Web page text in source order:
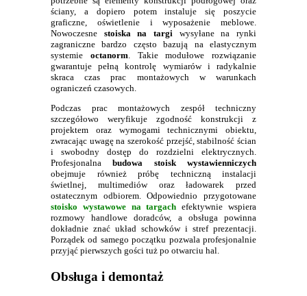
ściany, a dopiero potem instaluje się poszycie
graficzne, oświetlenie i wyposażenie meblowe.
Nowoczesne stoiska na targi wysyłane na rynki
zagraniczne bardzo często bazują na elastycznym
systemie octanorm. Takie modułowe rozwiązanie
gwarantuje pełną kontrolę wymiarów i radykalnie
skraca czas prac montażowych w warunkach
ograniczeń czasowych.
Podczas prac montażowych zespół techniczny
szczegółowo weryfikuje zgodność konstrukcji z
projektem oraz wymogami technicznymi obiektu,
zwracając uwagę na szerokość przejść, stabilność ścian
i swobodny dostęp do rozdzielni elektrycznych.
Profesjonalnabudowa stoisk wystawienniczych
obejmuje również próbę techniczną instalacji
świetlnej, multimediów oraz ładowarek przed
ostatecznym odbiorem. Odpowiednio przygotowane
stoisko wystawowe na targach efektywnie wspiera
rozmowy handlowe doradców, a obsługa powinna
dokładnie znać układ schowków i stref prezentacji.
Porządek od samego początku pozwala profesjonalnie
przyjąć pierwszych gości tuż po otwarciu hal.
Obsługa i demontaż